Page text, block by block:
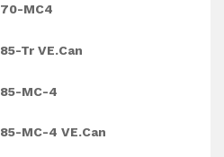
MC4
Tr VE.Can
MC-4
MC-4 VE.Can